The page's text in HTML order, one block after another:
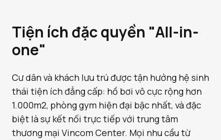
Tiện ích đặc quyền "All-in-
one"
Cư dân và khách lưu trú được tận hưởng hệ sinh
thái tiện ích đẳng cấp: hồ bơi vô cực rộng hơn
1.000m2, phòng gym hiện đại bậc nhất, và đặc
biệt là sự kết nối trực tiếp với trung tâm
thương mại Vincom Center. Mọi nhu cầu từ